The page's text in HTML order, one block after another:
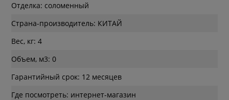
Отделка: соломенный
Страна-производитель: КИТАЙ
Вес, кг: 4
Объем, м3: 0
Гарантийный срок: 12 месяцев
Где посмотреть: интернет-магазин